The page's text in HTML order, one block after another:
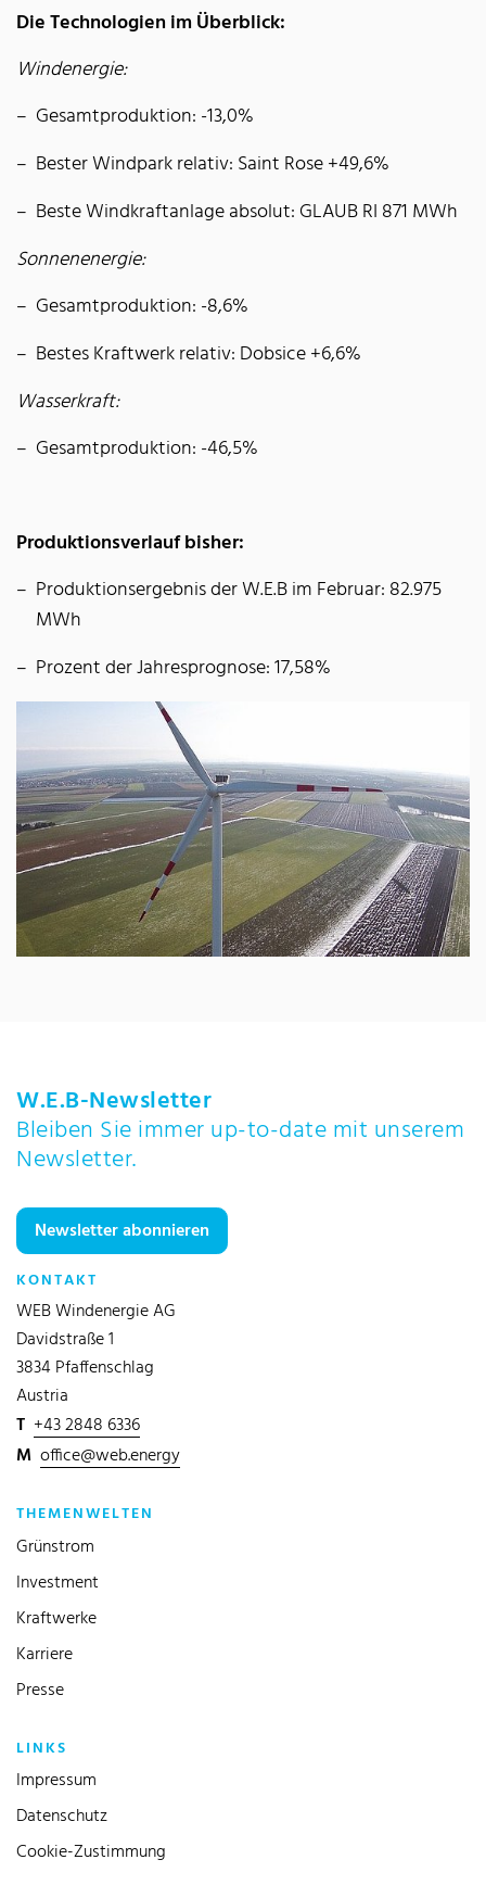
Die Technologien im Überblick:
Windenergie:
Gesamtproduktion: -13,0%
Bester Windpark relativ: Saint Rose +49,6%
Beste Windkraftanlage absolut: GLAUB RI 871 MWh
Sonnenenergie:
Gesamtproduktion: -8,6%
Bestes Kraftwerk relativ: Dobsice +6,6%
Wasserkraft:
Gesamtproduktion: -46,5%
Produktionsverlauf bisher:
Produktionsergebnis der W.E.B im Februar: 82.975
MWh
Prozent der Jahresprognose: 17,58%
W.E.B-Newsletter
Bleiben Sie immer up-to-date mit unserem
Newsletter.
Newsletter abonnieren
KONTAKT
WEB Windenergie AG
Davidstraße 1
3834 Pfaffenschlag
Austria
T +43 2848 6336
M office@web.energy
THEMENWELTEN
Grünstrom
Investment
Kraftwerke
Karriere
Presse
LINKS
Impressum
Datenschutz
Cookie-Zustimmung